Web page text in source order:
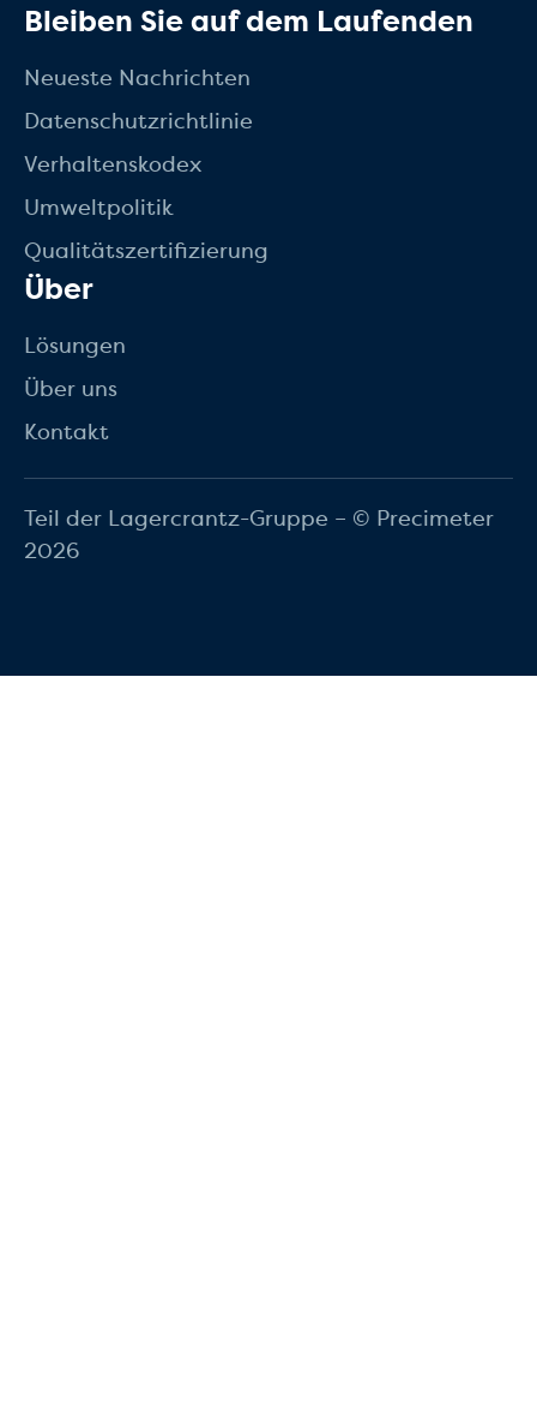
Bleiben Sie auf dem Laufenden
Neueste Nachrichten
Datenschutzrichtlinie
Verhaltenskodex
Umweltpolitik
Qualitätszertifizierung
Über
Lösungen
Über uns
Kontakt
Teil der Lagercrantz-Gruppe – © Precimeter
2026